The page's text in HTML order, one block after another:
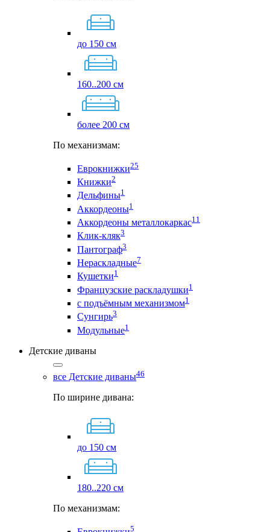
до 150 см
160..200 см
более 200 см
По механизмам:
Еврокнижки25
Книжки2
Дельфины1
Аккордеоны1
Аккордеоны металлокаркас11
Клик-кляк3
Пантограф3
Нераскладные7
Кушетки1
Французские раскладушки1
с подъёмным механизмом1
Сунгирь3
Модульные1
Детские диваны
все Детские диваны46
По ширине дивана:
до 150 см
180..220 см
По механизмам:
5